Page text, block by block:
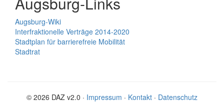
Augsburg-Wiki
Interfraktionelle Verträge 2014-2020
Stadtplan für barrierefreie Mobilität
Stadtrat
© 2026 DAZ v2.0 · Impressum · Kontakt · Datenschutz